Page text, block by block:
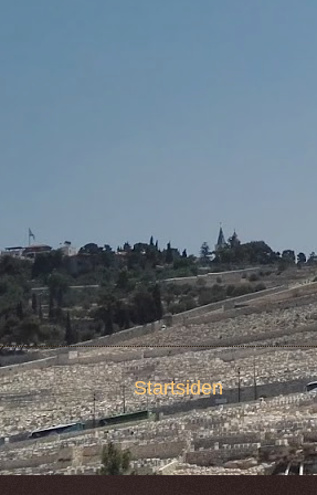
Startsiden